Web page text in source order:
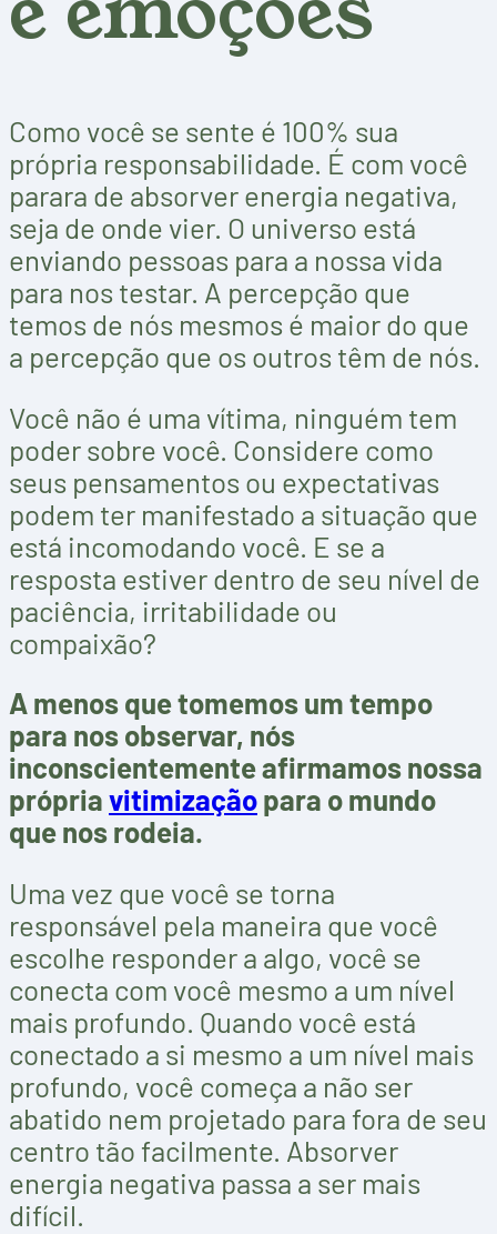
Como você se sente é 100% sua
própria responsabilidade. É com você
parara de absorver energia negativa,
seja de onde vier. O universo está
enviando pessoas para a nossa vida
para nos testar. A percepção que
temos de nós mesmos é maior do que
a percepção que os outros têm de nós.
Você não é uma vítima, ninguém tem
poder sobre você. Considere como
seus pensamentos ou expectativas
podem ter manifestado a situação que
está incomodando você. E se a
resposta estiver dentro de seu nível de
paciência, irritabilidade ou
compaixão?
A menos que tomemos um tempo
para nos observar, nós
inconscientemente afirmamos nossa
própriavitimizaçãopara o mundo
que nos rodeia.
Uma vez que você se torna
responsável pela maneira que você
escolhe responder a algo, você se
conecta com você mesmo a um nível
mais profundo. Quando você está
conectado a si mesmo a um nível mais
profundo, você começa a não ser
abatido nem projetado para fora de seu
centro tão facilmente. Absorver
energia negativa passa a ser mais
difícil.